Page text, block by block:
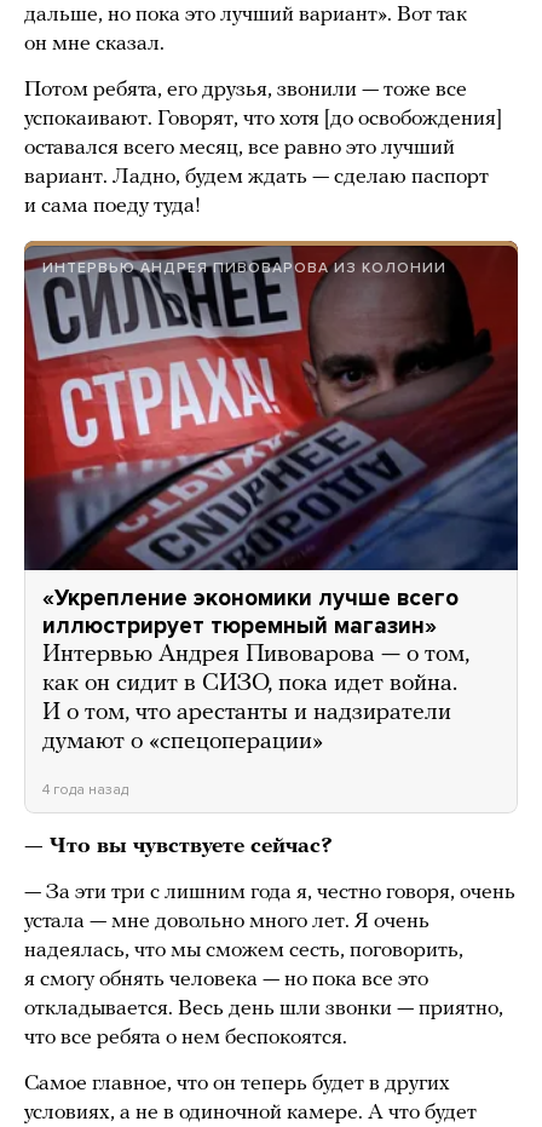
дальше, но пока это лучший вариант». Вот так
он мне сказал.
Потом ребята, его друзья, звонили — тоже все
успокаивают. Говорят, что хотя [до освобождения]
оставался всего месяц, все равно это лучший
вариант. Ладно, будем ждать — сделаю паспорт
и сама поеду туда!
ИНТЕРВЬЮ АНДРЕЯ ПИВОВАРОВА ИЗ КОЛОНИИ
«Укрепление экономики лучше всего
иллюстрирует тюремный магазин»
Интервью Андрея Пивоварова — о том,
как он сидит в СИЗО, пока идет война.
И о том, что арестанты и надзиратели
думают о «спецоперации»
4 года назад
— Что вы чувствуете сейчас?
— За эти три с лишним года я, честно говоря, очень
устала — мне довольно много лет. Я очень
надеялась, что мы сможем сесть, поговорить,
я смогу обнять человека — но пока все это
откладывается. Весь день шли звонки — приятно,
что все ребята о нем беспокоятся.
Самое главное, что он теперь будет в других
условиях, а не в одиночной камере. А что будет